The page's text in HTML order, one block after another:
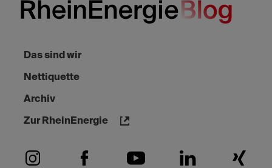
Das sind wir
Nettiquette
Archiv
Zur RheinEnergie